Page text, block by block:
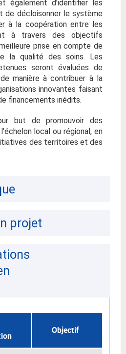
également d’identifier les
de décloisonner le système
à la coopération entre les
à travers des objectifs
prise en compte de
la qualité des soins. Les
seront évaluées de
manière à contribuer à la
innovantes faisant
financements inédits.
but de promouvoir des
local ou régional, en
des territoires et des
projet
Objectif